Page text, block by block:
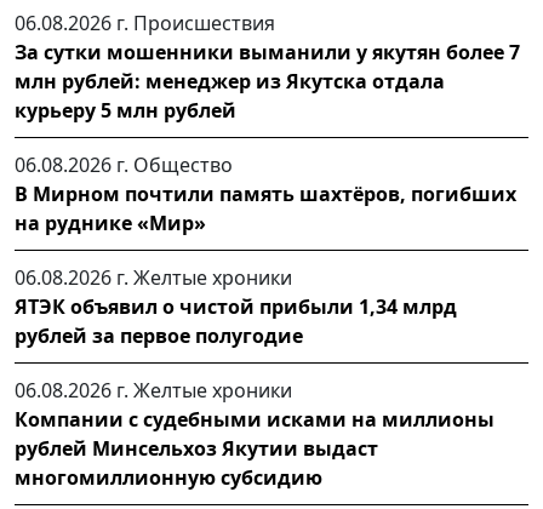
06.08.2026 г. Происшествия
За сутки мошенники выманили у якутян более 7
млн рублей: менеджер из Якутска отдала
курьеру 5 млн рублей
06.08.2026 г. Общество
В Мирном почтили память шахтёров, погибших
на руднике «Мир»
06.08.2026 г. Желтые хроники
ЯТЭК объявил о чистой прибыли 1,34 млрд
рублей за первое полугодие
06.08.2026 г. Желтые хроники
Компании с судебными исками на миллионы
рублей Минсельхоз Якутии выдаст
многомиллионную субсидию